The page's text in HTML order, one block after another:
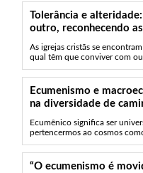
Tolerância e
outro, reconhecendo
As igrejas cristãs se
qual têm que conviver com
Ecumenismo e
na diversidade de
Ecumênico significa ser
pertencermos ao cosmos
“O ecumenismo é